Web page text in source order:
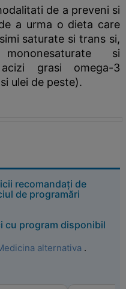
de a preveni si
a urma o dieta care
saturate si trans si,
si
grasi omega-3
ulei de peste).
recomandați de
de programări
cu program disponibil
alternativa .